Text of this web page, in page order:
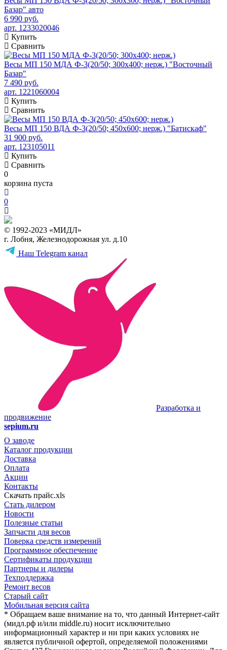
Базар" авто
6 990 руб.
арт. 1233020046
Купить
Сравнить
Весы МП 150 МДА Ф-3(20/50; 300х400; нерж.) "Восточный
Базар"
7 490 руб.
арт. 1221060004
Купить
Сравнить
Весы МП 150 ВДА Ф-3(20/50; 450х600; нерж.) "Батискаф"
31 900 руб.
арт. 123105011
Купить
Сравнить
0
корзина пуста
0
© 1992-2023 «МИДЛ»
г. Лобня, Железнодорожная ул. д.10
Наш Telegram канал
Разработка и
продвижение
sepium.ru
О заводе
Каталог продукции
Доставка
Оплата
Акции
Контакты
Скачать прайс.xls
Стать дилером
Новости
Полезные статьи
Запчасти для весов
Поверка средств измерений
Программное обеспечение
Сертификаты продукции
Партнеры и дилеры
Техподдержка
Ремонт весов
Старый сайт
Мобильная версия сайта
* Обращаем ваше внимание на то, что данный Интернет-сайт
(мидл.рф и/или middle.ru) носит исключительно
информационный характер и ни при каких условиях не
является публичной офертой, определяемой положениями